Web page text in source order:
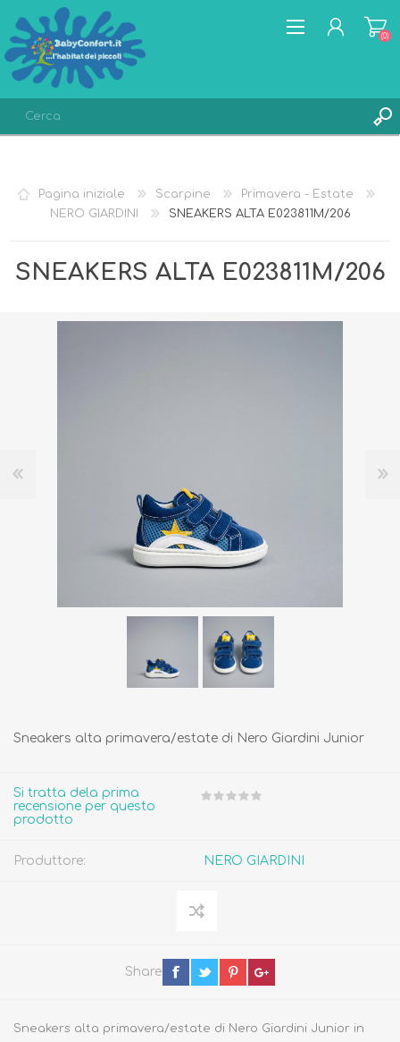
LISTA DEI DESIDERI
(0)
Pagina iniziale Scarpine
Primavera - Estate
NERO GIARDINI
SNEAKERS ALTA E023811M/206
SNEAKERS ALTA E023811M/206
Sneakers alta primavera/estate di Nero Giardini Junior
Si tratta dela prima
recensione per questo
prodotto
Produttore: NERO GIARDINI
Share
Sneakers alta primavera/estate di Nero Giardini Junior in